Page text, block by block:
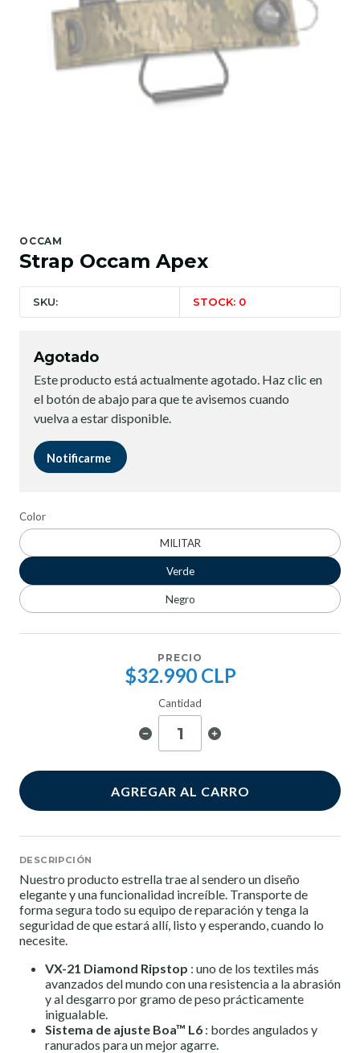
OCCAM
Strap Occam Apex
SKU: STOCK: 0
Agotado
Este producto está actualmente agotado. Haz clic en
el botón de abajo para que te avisemos cuando
vuelva a estar disponible.
Notificarme
Color
MILITAR
Verde
Negro
PRECIO
$32.990 CLP
Cantidad
AGREGAR AL CARRO
DESCRIPCIÓN
Nuestro producto estrella trae al sendero un diseño
elegante y una funcionalidad increíble. Transporte de
forma segura todo su equipo de reparación y tenga la
seguridad de que estará allí, listo y esperando, cuando lo
necesite.
VX-21 Diamond Ripstop : uno de los textiles más
avanzados del mundo con una resistencia a la abrasión
y al desgarro por gramo de peso prácticamente
inigualable.
Sistema de ajuste Boa™ L6 : bordes angulados y
ranurados para un mejor agarre.